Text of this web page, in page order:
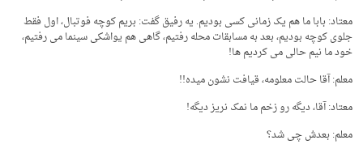
معتاد: بابا ما هم یک زمانی کسی بودیم. یه رفیق گفت: بریم کوچه فوتبال، اول فقط
جلوی کوچه بودیم، بعد به مسابقات محله رفتیم، گاهی هم یواشکی سینما می رفتیم،
خود ما نیم حالی می کردیم ها!
معلم: آقا حالت معلومه، قیافت نشون میده!!
معتاد: آقا، دیگه رو زخم ما نمک نریز دیگه!
معلم: بعدش چی شد؟